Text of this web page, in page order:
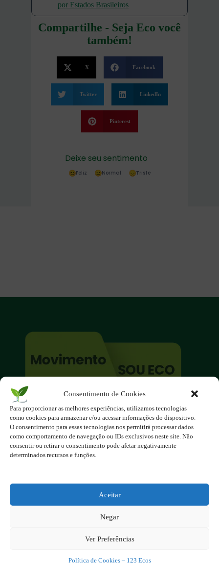
Consentimento de Cookies
Para proporcionar as melhores experiências, utilizamos tecnologias
como cookies para armazenar e/ou acessar informações do dispositivo.
O consentimento para essas tecnologias nos permitirá processar dados
como comportamento de navegação ou IDs exclusivos neste site. Não
consentir ou retirar o consentimento pode afetar negativamente
determinados recursos e funções.
Aceitar
Negar
Ver Preferências
Política de Cookies – 123 Ecos
por Estados Brasileiros
Compartilhe - Seja Eco você
também!
X Facebook
Twitter LinkedIn
Pinterest
Deixe seu sentimento
Feliz Normal Triste
O site é um movimento ambientalista!
Participe você também!
Podemos fazer muito
se nos unirmos!
Inscreva-se na Newsletter
2025 - Todos os direitos reservados à
Layout da home e rodapé criado por